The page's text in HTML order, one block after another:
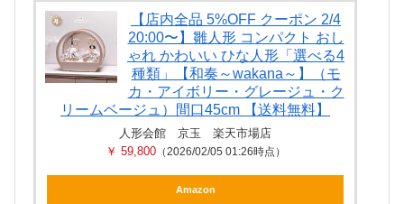
【店内全品 5%OFF クーポン 2/4
20:00〜】雛人形 コンパクト おし
ゃれ かわいい ひな人形「選べる4
種類」【和奏～wakana～】（モ
カ・アイボリー・グレージュ・ク
リームベージュ）間口45cm 【送料無料】
人形会館 京玉 楽天市場店
￥ 59,800（2026/02/05 01:26時点）
Amazon